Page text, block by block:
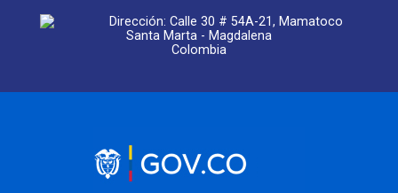
Dirección: Calle 30 # 54A-21, Mamatoco
Santa Marta - Magdalena
Colombia